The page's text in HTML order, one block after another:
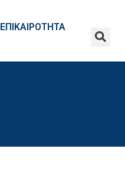
ΕΠΙΚΑΙΡΟΤΗΤΑ